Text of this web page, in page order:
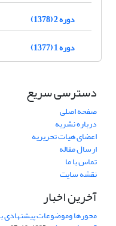
دوره 2 (1378)
دوره 1 (1377)
دسترسی سریع
صفحه اصلی
درباره نشریه
اعضای هیات تحریریه
ارسال مقاله
تماس با ما
نقشه سایت
آخرین اخبار
محورها وموضوعات پیشنهادی